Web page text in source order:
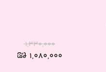
۱,۳۳۰,۰۰۰
۱,۰۸۰,۰۰۰